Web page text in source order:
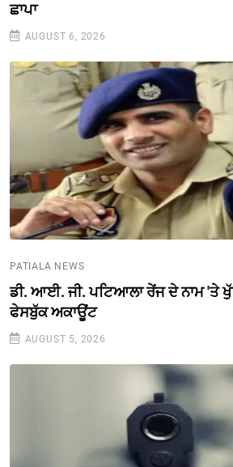
ਛਾਪਾ
AUGUST 6, 2026
PATIALA NEWS
ਡੀ. ਆਈ. ਜੀ. ਪਟਿਆਲਾ ਰੇਂਜ ਦੇ ਨਾਮ 'ਤੇ
ਫੇਸਬੁੱਕ ਅਕਾਊਂਟ
AUGUST 5, 2026